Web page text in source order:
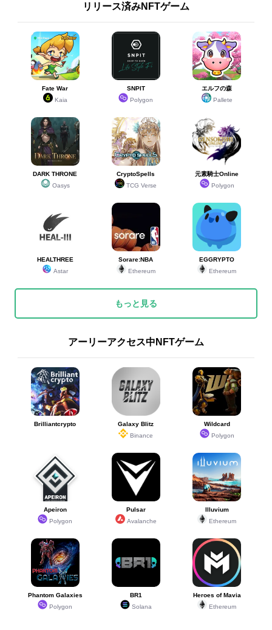
リリース済みNFTゲーム
Fate War
Kaia
SNPIT
Polygon
エルフの森
Pallete
DARK THRONE
Oasys
CryptoSpells
TCG Verse
元素騎士Online
Polygon
HEALTHREE
Astar
Sorare:NBA
Ethereum
EGGRYPTO
Ethereum
もっと見る
アーリーアクセス中NFTゲーム
Brilliantcrypto
Galaxy Blitz
Binance
Wildcard
Polygon
Apeiron
Polygon
Pulsar
Avalanche
Illuvium
Ethereum
Phantom Galaxies
Polygon
BR1
Solana
Heroes of Mavia
Ethereum